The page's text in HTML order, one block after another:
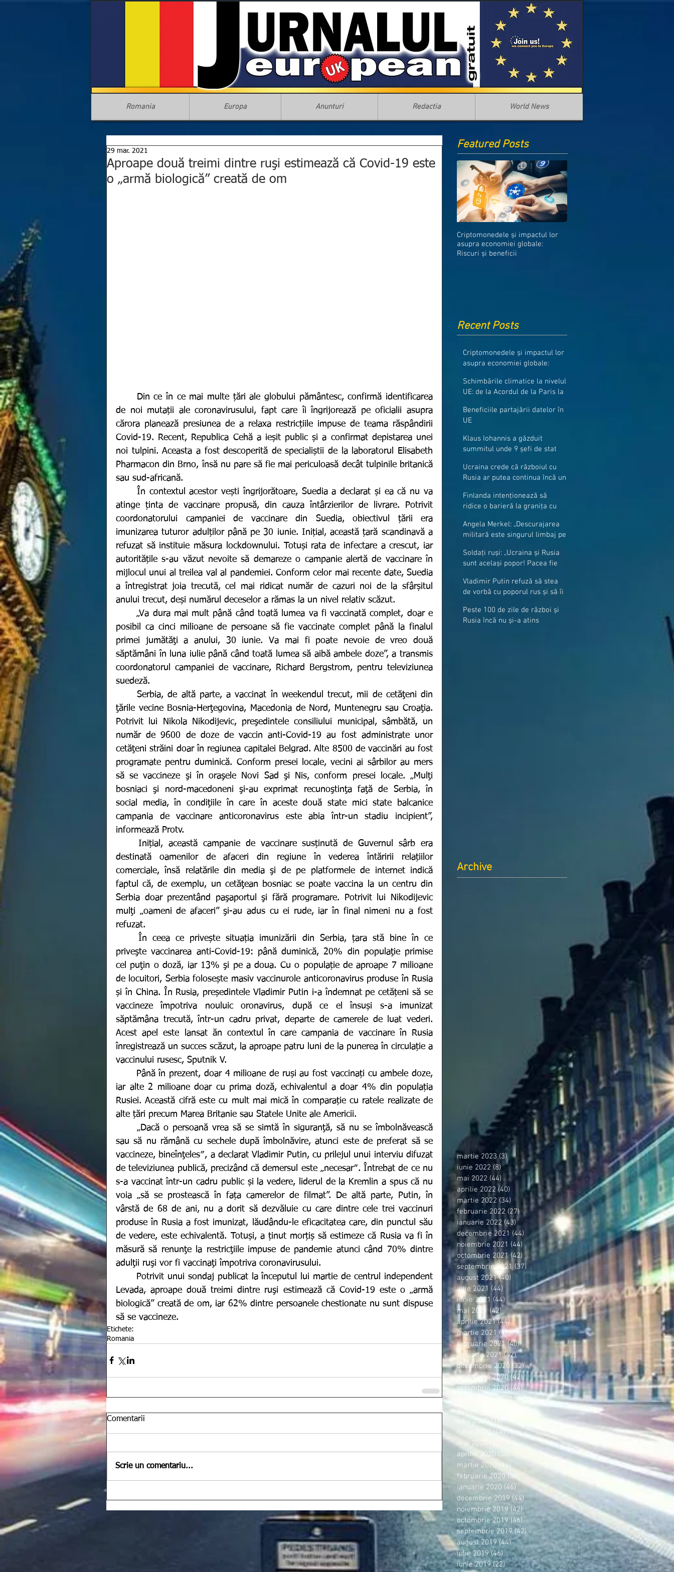
Romania Europa Anunturi Redactia World News
Aproape două treimi dintre ruşi estimează că Covid-19 este
o „armă biologică” creată de om
29 mar. 2021
de noi mutații ale coronavirusului, fapt care îi îngrijorează pe oficialii asupra
cărora planează presiunea de a relaxa restricțiile impuse de teama răspândirii
Covid-19. Recent, Republica Cehă a ieșit public și a confirmat depistarea unei
noi tulpini. Aceasta a fost descoperită de specialiștii de la laboratorul Elisabeth
Pharmacon din Brno, însă nu pare să fie mai periculoasă decât tulpinile britanică
sau sud-africană.
atinge ținta de vaccinare propusă, din cauza întârzierilor de livrare. Potrivit
coordonatorului campaniei de vaccinare din Suedia, obiectivul țării era
imunizarea tuturor adulților până pe 30 iunie. Inițial, această țară scandinavă a
refuzat să instituie măsura lockdownului. Totuși rata de infectare a crescut, iar
autoritățile s-au văzut nevoite să demareze o campanie alertă de vaccinare în
mijlocul unui al treilea val al pandemiei. Conform celor mai recente date, Suedia
a întregistrat joia trecută, cel mai ridicat număr de cazuri noi de la sfârșitul
anului trecut, deși numărul deceselor a rămas la un nivel relativ scăzut.
	„Va dura mai mult până când toată lumea va fi vaccinată complet, doar e
posibil ca cinci milioane de persoane să fie vaccinate complet până la finalul
primei jumătăţi a anului, 30 iunie. Va mai fi poate nevoie de vreo două
săptămâni în luna iulie până când toată lumea să aibă ambele doze”, a transmis
coordonatorul campaniei de vaccinare, Richard Bergstrom, pentru televiziunea
suedeză.
	Serbia, de altă parte, a vaccinat în weekendul trecut, mii de cetăţeni din
ţările vecine Bosnia-Herţegovina, Macedonia de Nord, Muntenegru sau Croaţia.
Potrivit lui Nikola Nikodijevic, preşedintele consiliului municipal, sâmbătă, un
număr de 9600 de doze de vaccin anti-Covid-19 au fost administrate unor
cetăţeni străini doar în regiunea capitalei Belgrad. Alte 8500 de vaccinări au fost
programate pentru duminică. Conform presei locale, vecini ai sârbilor au mers
să se vaccineze şi în oraşele Novi Sad şi Nis, conform presei locale. „Mulţi
bosniaci şi nord-macedoneni şi-au exprimat recunoştinţa faţă de Serbia, în
social media, în condiţiile în care în aceste două state mici state balcanice
campania de vaccinare anticoronavirus este abia într-un stadiu incipient”,
informează Protv.
destinată oamenilor de afaceri din regiune în vederea întăririi relațiilor
comerciale, însă relatările din media şi de pe platformele de internet indică
faptul că, de exemplu, un cetăţean bosniac se poate vaccina la un centru din
Serbia doar prezentând paşaportul şi fără programare. Potrivit lui Nikodijevic
mulţi „oameni de afaceri” şi-au adus cu ei rude, iar în final nimeni nu a fost
refuzat.
	În ceea ce privește situația imunizării din Serbia, țara stă bine în ce
priveşte vaccinarea anti-Covid-19: până duminică, 20% din populaţie primise
cel puţin o doză, iar 13% şi pe a doua. Cu o populație de aproape 7 milioane
de locuitori, Serbia folosește masiv vaccinurole anticoronavirus produse în Rusia
și în China. În Rusia, președintele Vladimir Putin i-a îndemnat pe cetățeni să se
vaccineze împotriva nouluic oronavirus, după ce el însuși s-a imunizat
săptămâna trecută, într-un cadru privat, departe de camerele de luat vederi.
Acest apel este lansat ăn contextul în care campania de vaccinare în Rusia
înregistrează un succes scăzut, la aproape patru luni de la punerea în circulație a
vaccinului rusesc, Sputnik V.
iar alte 2 milioane doar cu prima doză, echivalentul a doar 4% din populația
Rusiei. Această cifră este cu mult mai mică în comparație cu ratele realizate de
alte țări precum Marea Britanie sau Statele Unite ale Americii.
sau să nu rămână cu sechele după îmbolnăvire, atunci este de preferat să se
vaccineze, bineînţeles″, a declarat Vladimir Putin, cu prilejul unui interviu difuzat
de televiziunea publică, precizând că demersul este „necesar″. Întrebat de ce nu
s-a vaccinat într-un cadru public și la vedere, liderul de la Kremlin a spus că nu
voia „să se prostească în fața camerelor de filmat”. De altă parte, Putin, în
vârstă de 68 de ani, nu a dorit să dezvăluie cu care dintre cele trei vaccinuri
produse în Rusia a fost imunizat, lăudându-le eficacitatea care, din punctul său
de vedere, este echivalentă. Totuși, a ținut morțiș să estimeze că Rusia va fi în
măsură să renunţe la restricţiile impuse de pandemie atunci când 70% dintre
adulţii ruşi vor fi vaccinaţi împotriva coronavirusului.
Levada, aproape două treimi dintre ruşi estimează că Covid-19 este o „armă
biologică” creată de om, iar 62% dintre persoanele chestionate nu sunt dispuse
să se vaccineze.
Etichete:
Romania
Comentarii
Scrie un comentariu...
Featured Posts
Criptomonedele și impactul lor
asupra economiei globale:
Riscuri și beneficii
Recent Posts
Criptomonedele și impactul lor
asupra economiei globale:
Schimbările climatice la nivelul
UE: de la Acordul de la Paris la
Beneficiile partajării datelor în
UE
Klaus Iohannis a găzduit
summitul unde 9 șefi de stat
granițe
Ucraina crede că războiul cu
Rusia ar putea continua încă un
Finlanda intenționează să
ridice o barieră la granița cu
Angela Merkel: „Descurajarea
militară este singurul limbaj pe
Soldați ruși: „Ucraina și Rusia
sunt același popor! Pacea fie
Vladimir Putin refuză să stea
de vorbă cu poporul rus și să îi
Peste 100 de zile de război și
Rusia încă nu și-a atins
Archive
martie 2023 (3)3 postări
iunie 2022 (8)8 postări
mai 2022 (44) 44 postări
aprilie 2022 (40) 40 postări
martie 2022 (34) 34 postări
februarie 2022 (27)27 postări
ianuarie 2022 (43)43 postări
decembrie 2021 (44) 44 postări
noiembrie 2021 (44) 44 postări
octombrie 2021 (42) 42 postări
septembrie 2021 (37)37 postări
august 2021 (40) 40 postări
iulie 2021 (44) 44 postări
iunie 2021 (44) 44 postări
mai 2021 (42)42 postări
aprilie 2021 (44)44 postări
martie 2021 (46)46 postări
februarie 2021 (40)40 postări
ianuarie 2021 (42)42 postări
decembrie 2020 (32)32 postări
noiembrie 2020 (42)42 postări
octombrie 2020 (44)44 postări
septembrie 2020 (44)44 postări
august 2020
42 postări
iulie 2020 (16)16 postări
iunie 2020 (44)44 postări
mai 2020
42 postări
aprilie 2020 (36)
martie 2020 (44)
februarie 2020 (38)
38 postări
ianuarie 2020 (46) 46 postări
decembrie 2019 (44) 44 postări
noiembrie 2019 (42)42 postări
octombrie 2019 (46) 46 postări
septembrie 2019 (42)42 postări
august 2019 (44)44 postări
iulie 2019 (46) 46 postări
iunie 2019 (22)22 postări